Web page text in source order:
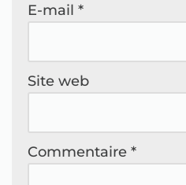
E-mail *
Site web
Commentaire *